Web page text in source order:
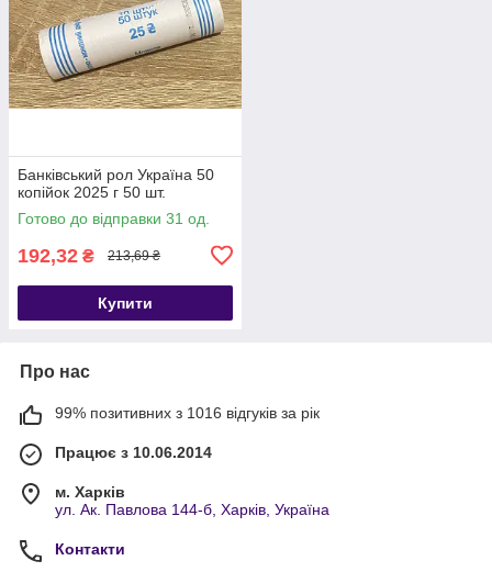
Банківський рол Україна 50
копійок 2025 г 50 шт.
Готово до відправки 31 од.
192,32 ₴ 213,69 ₴
Купити
Про нас
99% позитивних з 1016 відгуків за рік
Працює з 10.06.2014
м. Харків
ул. Ак. Павлова 144-б, Харків, Україна
Контакти